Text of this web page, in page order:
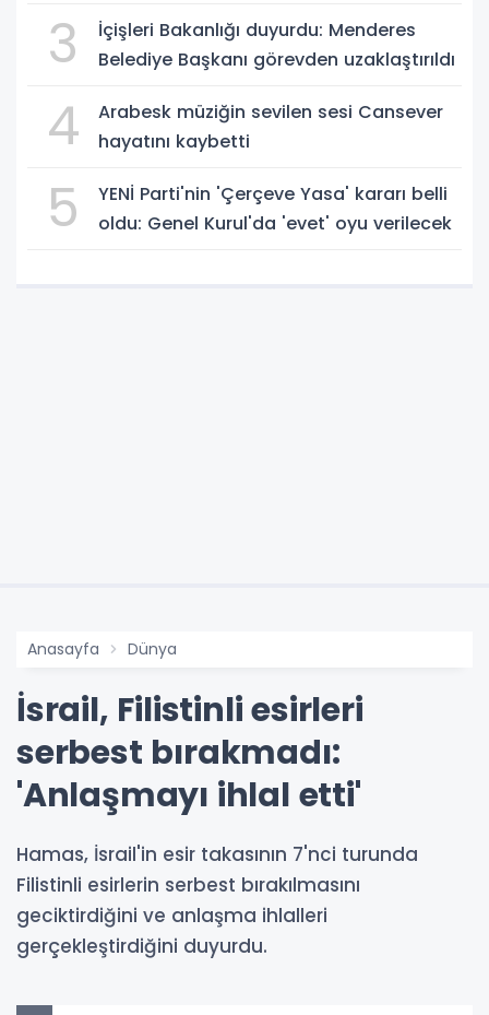
3
İçişleri Bakanlığı duyurdu: Menderes
Belediye Başkanı görevden uzaklaştırıldı
4
Arabesk müziğin sevilen sesi Cansever
hayatını kaybetti
5
YENİ Parti'nin 'Çerçeve Yasa' kararı belli
oldu: Genel Kurul'da 'evet' oyu verilecek
Anasayfa Dünya
İsrail, Filistinli esirleri
serbest bırakmadı:
'Anlaşmayı ihlal etti'
Hamas, İsrail'in esir takasının 7'nci turunda
Filistinli esirlerin serbest bırakılmasını
geciktirdiğini ve anlaşma ihlalleri
gerçekleştirdiğini duyurdu.